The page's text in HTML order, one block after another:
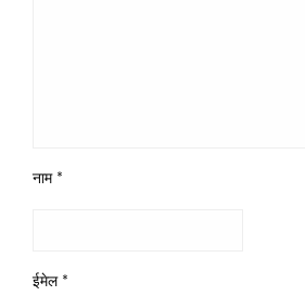
नाम *
ईमेल *